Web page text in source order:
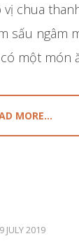
chua
sấu ngâm
một món
MORE...
JULY 2019